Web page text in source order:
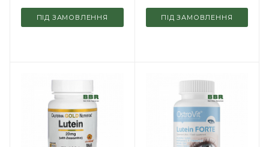
ПІД ЗАМОВЛЕННЯ ПІД ЗАМОВЛЕННЯ